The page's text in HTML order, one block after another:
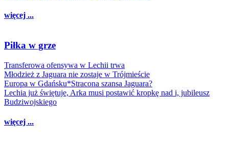
więcej ...
Piłka w grze
Transferowa ofensywa w Lechii trwa
Młodzież z Jaguara nie zostaje w Trójmieście
Europa w Gdańsku*Stracona szansa Jaguara?
Lechia już świętuje, Arka musi postawić kropkę nad i, jubileusz
Budziwojskiego
więcej ...